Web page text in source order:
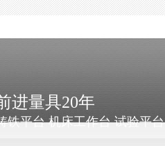
进量具20年
铁平台 机床工作台 试验平台